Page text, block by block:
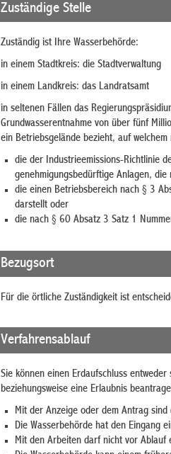
Zuständige Stelle
Zuständig ist Ihre Wasserbehörde:
in einem Stadtkreis: die Stadtverwaltung
in einem Landkreis: das Landratsamt
in seltenen Fällen das
Grundwasserentnahme von über fünf
ein Betriebsgelände bezieht, auf
die der Industrieemissions-Richtlinie
genehmigungsbedürftige Anlagen,
die einen Betriebsbereich nach § 3
darstellt oder
die nach § 60 Absatz 3 Satz 1
Bezugsort
Für die örtliche Zuständigkeit ist
Verfahrensablauf
Sie können einen Erdaufschluss
beziehungsweise eine Erlaubnis
Mit der Anzeige oder dem Antrag
Die Wasserbehörde hat den Eingang
Mit den Arbeiten darf nicht vor Ablauf